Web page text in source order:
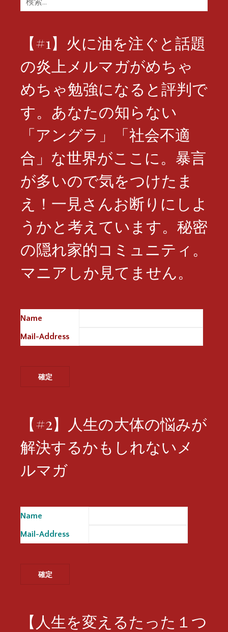
索:
【#1】火に油を注ぐと話題
の炎上メルマガがめちゃ
めちゃ勉強になると評判で
す。あなたの知らない
「アングラ」「社会不適
合」な世界がここに。暴言
が多いので気をつけたま
え！一見さんお断りにしよ
うかと考えています。秘密
の隠れ家的コミュニティ。
マニアしか見てません。
Name
Mail-Address
【#2】人生の大体の悩みが
解決するかもしれないメ
ルマガ
Name
Mail-Address
【人生を変えるたった１つ